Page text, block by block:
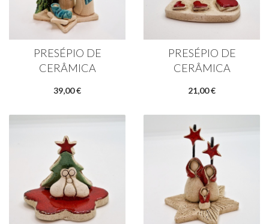
PRESÉPIO DE
CERÂMICA
39,00 €
PRESÉPIO DE
CERÂMICA
21,00 €